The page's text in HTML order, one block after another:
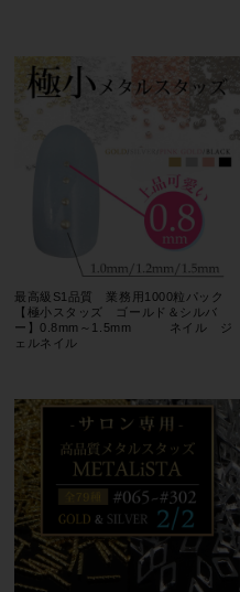
最高級S1品質 業務用1000粒パック
【極小スタッズ ゴールド＆シルバ
ー】0.8mm～1.5mm ネイル ジ
ェルネイル